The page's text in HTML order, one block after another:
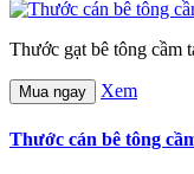
Thước gạt bê tông
Mua ngay Xem
Thước cán bê tông